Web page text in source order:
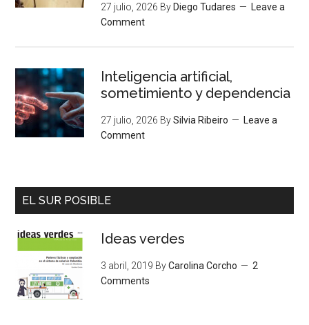
27 julio, 2026 By Diego Tudares
Leave a
Comment
Inteligencia artificial,
sometimiento y dependencia
27 julio, 2026 BySilvia Ribeiro
Leave a
Comment
EL SUR POSIBLE
Ideas verdes
3 abril, 2019 ByCarolina Corcho
2
Comments